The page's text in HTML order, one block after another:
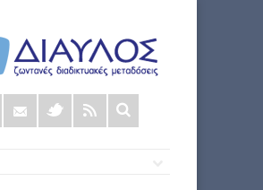
Φόρμα
αναζήτησης